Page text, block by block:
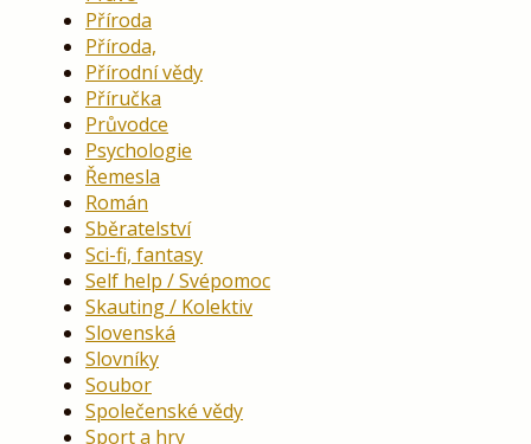
Příroda
Příroda,
Přírodní vědy
Příručka
Průvodce
Psychologie
Řemesla
Román
Sběratelství
Sci-fi, fantasy
Self help / Svépomoc
Skauting / Kolektiv
Slovenská
Slovníky
Soubor
Společenské vědy
Sport a hry